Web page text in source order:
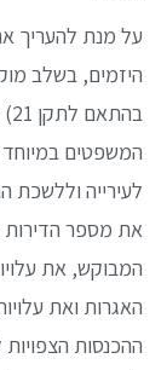
על מנת להעריך
היזמים, בשלב
המשפטים במיוחד
לעירייה וללשכת
את מספר הדירות
המבוקש, את
האגרות ואת
ההכנסות